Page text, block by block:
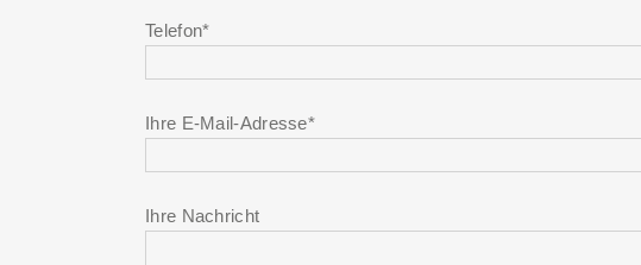
Telefon*
Ihre E-Mail-Adresse*
Ihre Nachricht